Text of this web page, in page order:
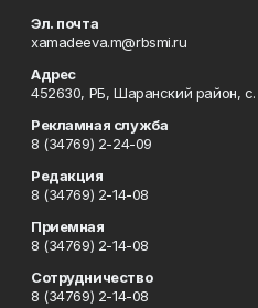
Эл. почта
xamadeeva.m@rbsmi.ru
Адрес
452630, РБ, Шаранский район,
Рекламная служба
8 (34769) 2-24-09
Редакция
8 (34769) 2-14-08
Приемная
8 (34769) 2-14-08
Сотрудничество
8 (34769) 2-14-08